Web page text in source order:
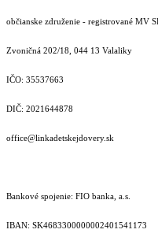
občianske združenie - registrované MV
Zvoničná 202/18, 044 13 Valaliky
IČO: 35537663
DIČ: 2021644878
office@linkadetskejdovery.sk
Bankové spojenie: FIO banka, a.s.
IBAN: SK46833000000­02401541173